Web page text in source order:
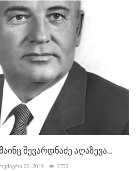
შევარდნაძე აღაზევა...
20, 2019 2732